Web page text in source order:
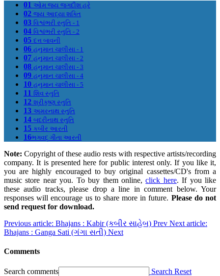
01 ઓમ જય જગદીશ હરે
02 જય આદ્યા શક્તિ
03 વિશ્વંભરી સ્તુતિ - 1
04 વિશ્વંભરી સ્તુતિ - 2
05 દત્ત બાવની
06 હનુમાન ચાલીસા - 1
07 હનુમાન ચાલીસા - 2
08 હનુમાન ચાલીસા - 3
09 હનુમાન ચાલીસા - 4
10 હનુમાન ચાલીસા - 5
11 શિવ સ્તુતિ
12 શ્રીકૃષ્ણ સ્તુતિ
13 અમરનાથ સ્તુતિ
14 બદરીનાથ સ્તુતિ
15 કબીર આરતી
16ભગવદ્ ગીતા આરતી
Note: Copyright of these audio rests with respective artists/recording
company. It is presented here for public interest only. If you like it,
you are highly encouraged to buy original cassettes/CD's from a
music store near you. To buy them online,click here. If you like
these audio tracks, please drop a line in comment below. Your
responses will encourage us to share more in future. Please do not
send request for download.
Previous article: Bhajans : Kabir (કબીર સાહેબ) Prev Next article:
Bhajans : Ganga Sati (ગંગા સતી) Next
Comments
Search comments Search Reset